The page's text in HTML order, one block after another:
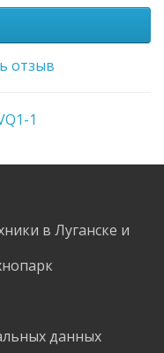
отзыв
1
в Луганске и
данных